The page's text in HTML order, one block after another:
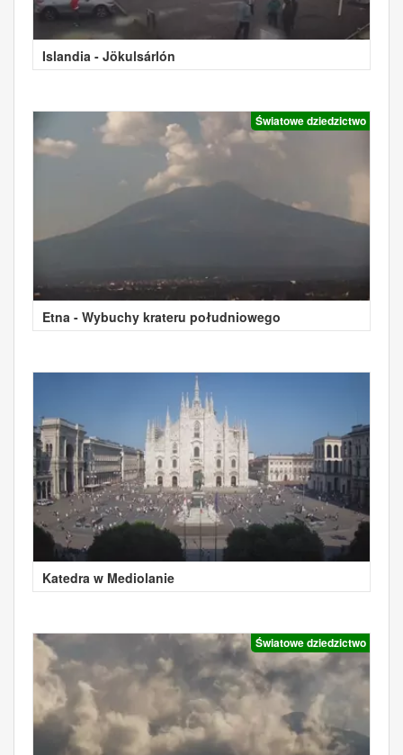
Islandia - Jökulsárlón
Światowe dziedzictwo
Etna - Wybuchy krateru południowego
Katedra w Mediolanie
Światowe dziedzictwo